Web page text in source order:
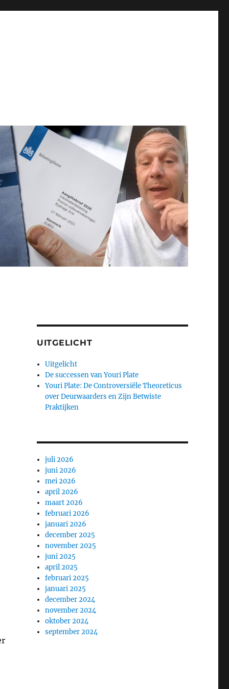
UITGELICHT
Uitgelicht
De successen van Youri Plate
Youri Plate: De Controversiële Theoreticus
over Deurwaarders en Zijn Betwiste
Praktijken
juli 2026
juni 2026
mei 2026
april 2026
maart 2026
februari 2026
januari 2026
december 2025
november 2025
juni 2025
april 2025
februari 2025
januari 2025
december 2024
november 2024
oktober 2024
september 2024